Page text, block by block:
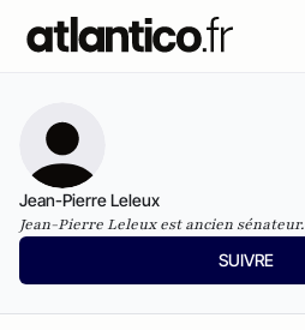
Jean-Pierre Leleux
Jean-Pierre Leleux est ancien sénateur.
SUIVRE